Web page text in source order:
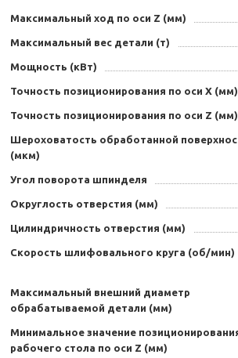
Максимальный ход по оси Z (мм)
Максимальный вес детали (т)
Мощность (кВт)
Точность позиционирования по оси Х (мм)
Точность позиционирования по оси Z (мм)
Шероховатость обработанной
(мкм)
Угол поворота шпинделя
Округлость отверстия (мм)
Цилиндричность отверстия (мм)
Скорость шлифовального круга (об/мин)
Максимальный внешний диаметр
обрабатываемой детали (мм)
Минимальное значение
рабочего стола по оси Z (мм)